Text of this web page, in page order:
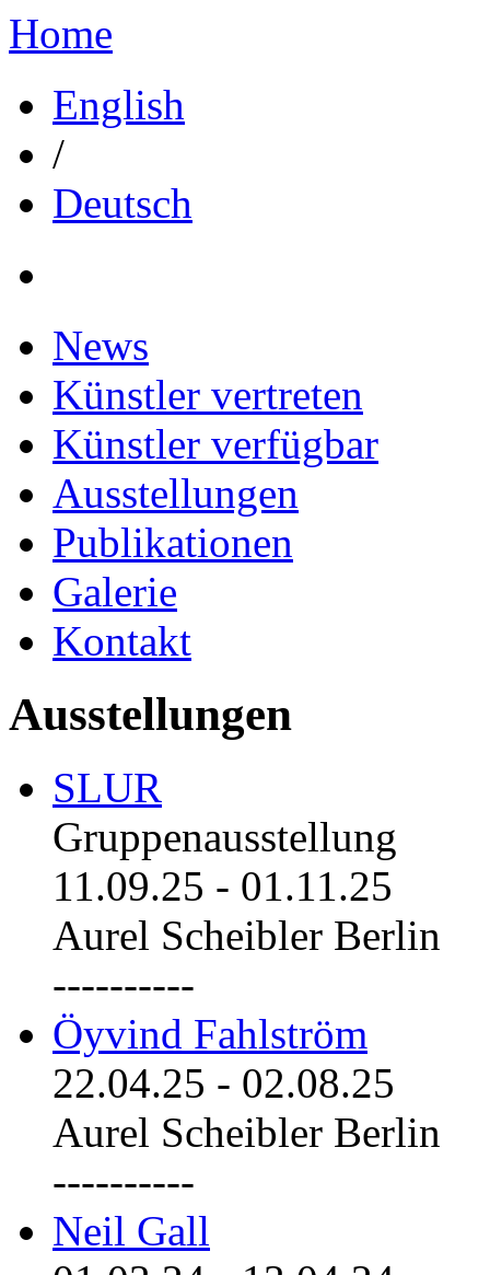
Home
English
/
Deutsch
News
Künstler vertreten
Künstler verfügbar
Ausstellungen
Publikationen
Galerie
Kontakt
Ausstellungen
SLUR
Gruppenausstellung
11.09.25 - 01.11.25
Aurel Scheibler Berlin
----------
Öyvind Fahlström
22.04.25 - 02.08.25
Aurel Scheibler Berlin
----------
Neil Gall